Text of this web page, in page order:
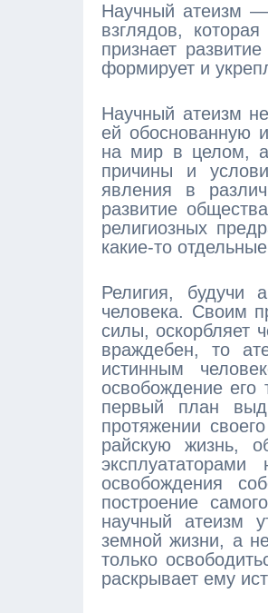
Научный атеизм —
взглядов,
признает
формирует и
Научный атеизм
ей обоснованную
на мир в целом,
причины и
явления в
развитие
религиозных
какие-то
Религия, будучи
человека. Своим
силы, оскорбляет
враждебен, то
истинным
освобождение его
первый план
протяжении
райскую жизнь,
освобождения
построение
научный атеизм
земной жизни, а
только
раскрывает ему